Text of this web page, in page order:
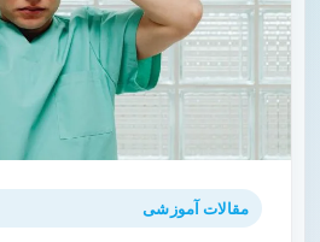
مقالات آموزشی